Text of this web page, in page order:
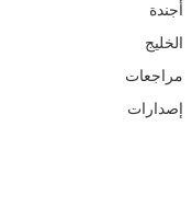
أجندة
الخليج
مراجعات
إصدارات